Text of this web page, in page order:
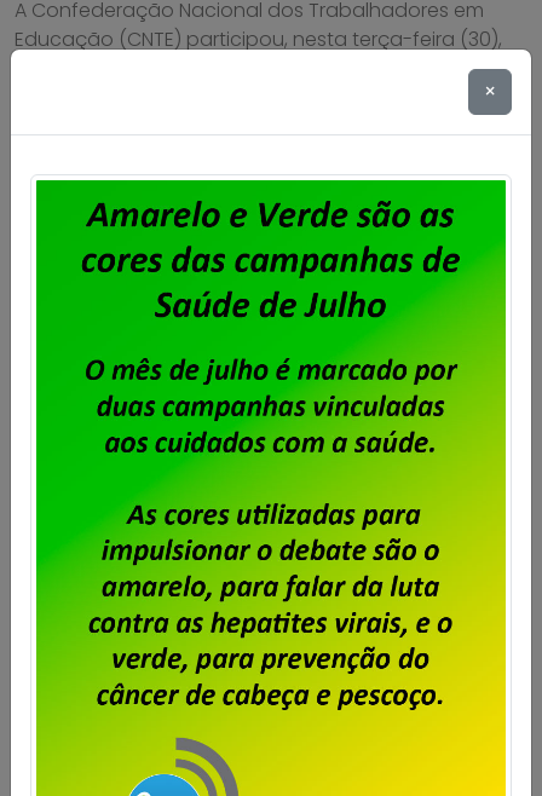
A Confederação Nacional dos Trabalhadores em
Educação (CNTE) participou, nesta terça-feira (30),
Deputados para debater o impacto do tamanho das
um limite máximo de estudantes por classe em cada
nível escolar. […]
Saiba mais
Segurança Pública – Operações
causam R$ 3 bi em prejuízo ao
crime organizado
×